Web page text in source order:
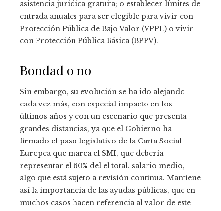
asistencia jurídica gratuita; o establecer límites de
entrada anuales para ser elegible para vivir con
Protección Pública de Bajo Valor (VPPL) o vivir
con Protección Pública Básica (BPPV).
Bondad o no
Sin embargo, su evolución se ha ido alejando
cada vez más, con especial impacto en los
últimos años y con un escenario que presenta
grandes distancias, ya que el Gobierno ha
firmado el paso legislativo de la Carta Social
Europea que marca el SMI, que debería
representar el 60% del el total. salario medio,
algo que está sujeto a revisión continua. Mantiene
así la importancia de las ayudas públicas, que en
muchos casos hacen referencia al valor de este